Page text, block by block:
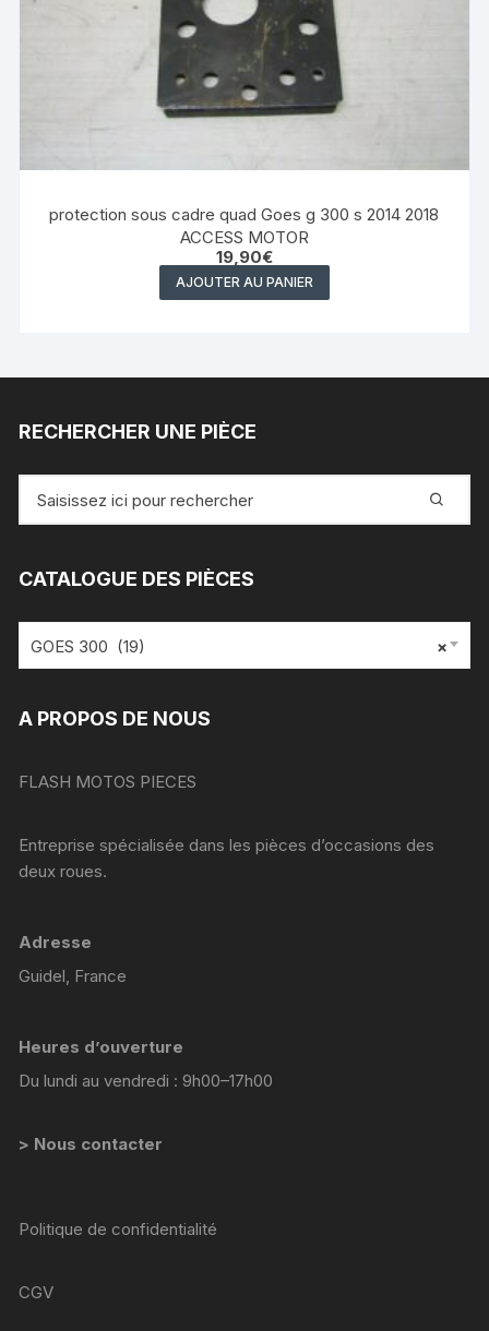
protection sous cadre quad Goes g 300 s 2014 2018
ACCESS MOTOR
19,90€
AJOUTER AU PANIER
RECHERCHER UNE PIÈCE
pour
CATALOGUE DES PIÈCES
×
GOES 300 (19)
A PROPOS DE NOUS
FLASH MOTOS PIECES
Entreprise spécialisée dans les pièces d’occasions des
deux roues.
Adresse
Guidel, France
Heures d’ouverture
Du lundi au vendredi : 9h00–17h00
> Nous contacter
Politique de confidentialité
CGV